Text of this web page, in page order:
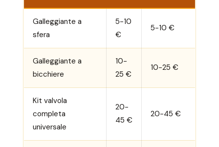
Galleggiante a
sfera
5-10
€
5-10 €
Galleggiante a
bicchiere
10-
25 €
10-25 €
Kit valvola
completa
universale
20-
45 €
20-45 €